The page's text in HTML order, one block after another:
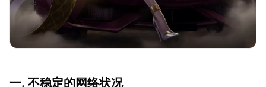
一. 不稳定的网络状况